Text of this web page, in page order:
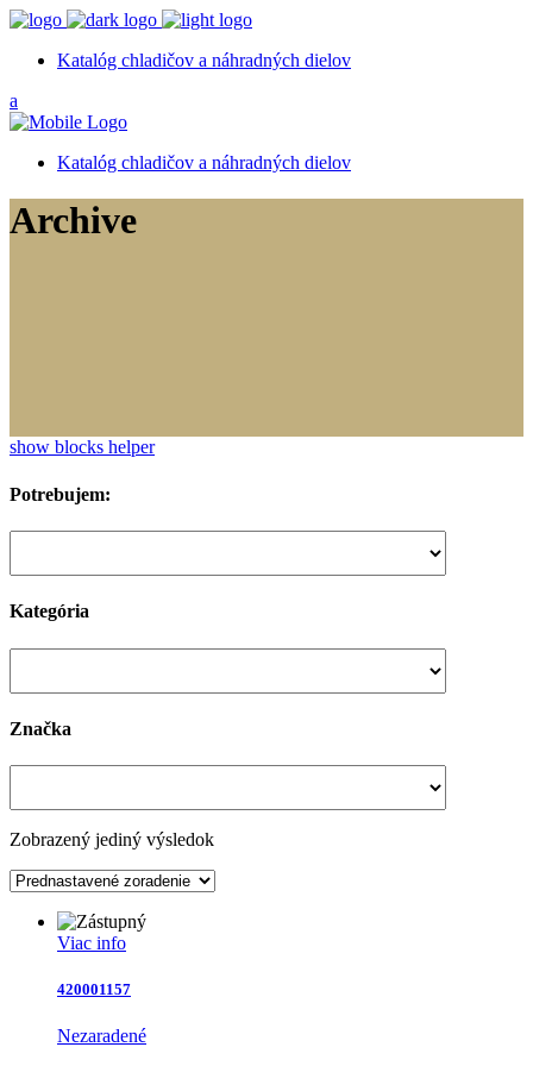
Katalóg chladičov a náhradných dielov
Katalóg chladičov a náhradných dielov
Archive
show blocks helper
Potrebujem:
Kategória
Značka
Zobrazený jediný výsledok
Viac info
420001157
Nezaradené